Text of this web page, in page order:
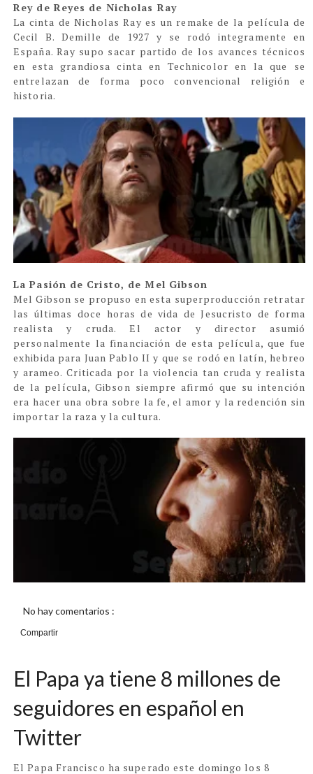
Rey de Reyes de Nicholas Ray
La cinta de Nicholas Ray es un remake de la película de
Cecil B. Demille de 1927 y se rodó integramente en
España. Ray supo sacar partido de los avances técnicos
en esta grandiosa cinta en Technicolor en la que se
entrelazan de forma poco convencional religión e
historia.
La Pasión de Cristo, de Mel Gibson
Mel Gibson se propuso en esta superproducción retratar
las últimas doce horas de vida de Jesucristo de forma
realista y cruda. El actor y director asumió
personalmente la financiación de esta película, que fue
exhibida para Juan Pablo II y que se rodó en latín, hebreo
y arameo. Criticada por la violencia tan cruda y realista
de la película, Gibson siempre afirmó que su intención
era hacer una obra sobre la fe, el amor y la redención sin
importar la raza y la cultura.
No hay comentarios :
Compartir
El Papa ya tiene 8 millones de
seguidores en español en
Twitter
El Papa Francisco ha superado este domingo los 8